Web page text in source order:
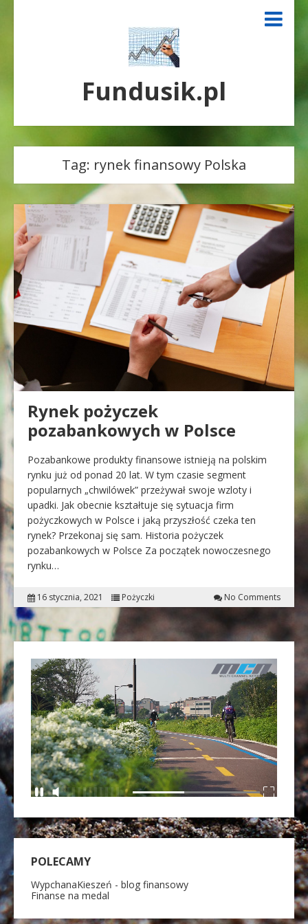
Fundusik.pl
Tag: rynek finansowy Polska
Rynek pożyczek
pozabankowych w Polsce
Pozabankowe produkty finansowe istnieją na polskim
rynku już od ponad 20 lat. W tym czasie segment
popularnych „chwilówek” przeżywał swoje wzloty i
upadki. Jak obecnie kształtuje się sytuacja firm
pożyczkowych w Polsce i jaką przyszłość czeka ten
rynek? Przekonaj się sam. Historia pożyczek
pozabankowych w Polsce Za początek nowoczesnego
rynku…
16 stycznia, 2021 Pożyczki No Comments
POLECAMY
WypchanaKieszeń - blog finansowy
Finanse na medal